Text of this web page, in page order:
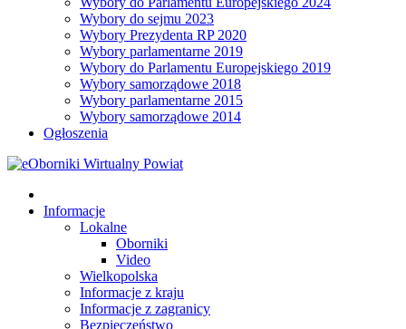
Wybory do sejmu 2023
Wybory Prezydenta RP 2020
Wybory parlamentarne 2019
Wybory do Parlamentu Europejskiego 2019
Wybory samorządowe 2018
Wybory parlamentarne 2015
Wybory samorządowe 2014
Ogłoszenia
Informacje
Lokalne
Oborniki
Video
Wielkopolska
Informacje z kraju
Informacje z zagranicy
Bezpieczeństwo